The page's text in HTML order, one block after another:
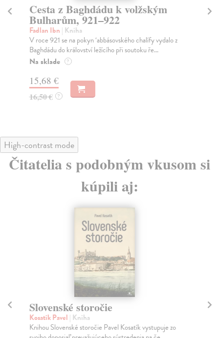
Mýty a tradice středoevropské
univerzitní kultury
Fasora Lukáš| Kniha
Prostřednictvím takzvaných „mýtů“ se autoři pokusili
odkrýt několik problémů univerzit, které jsou z...
Zasielame do 12 dní
14,45 €
14,90 € ?
High-contrast mode
Čitatelia s podobným vkusom si
kúpili aj:
Slovenské storočie
Kosatík Pavel | Kniha
Knihou Slovenské storočie Pavel Kosatík vystupuje zo